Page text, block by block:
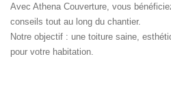
Avec Athena Couverture, vous
conseils tout au long du chantier.
Notre objectif : une toiture saine,
pour votre habitation.